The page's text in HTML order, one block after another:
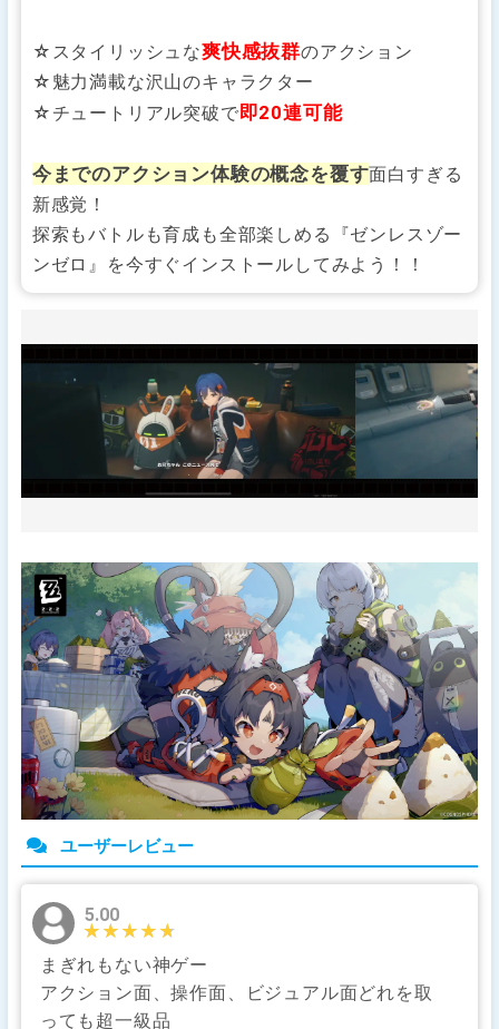
☆スタイリッシュな爽快感抜群のアクション
☆魅力満載な沢山のキャラクター
☆チュートリアル突破で即20連可能
今までのアクション体験の概念を覆す面白すぎる
新感覚！
探索もバトルも育成も全部楽しめる『ゼンレスゾー
ンゼロ』を今すぐインストールしてみよう！！
ユーザーレビュー
5.00
★★★★★
★★★★★
まぎれもない神ゲー
アクション面、操作面、ビジュアル面どれを取
っても超一級品